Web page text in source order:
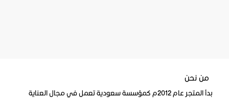
من نحن
بدأ المتجر عام 2012م كمؤسسة سعودية تعمل في مجال العناية